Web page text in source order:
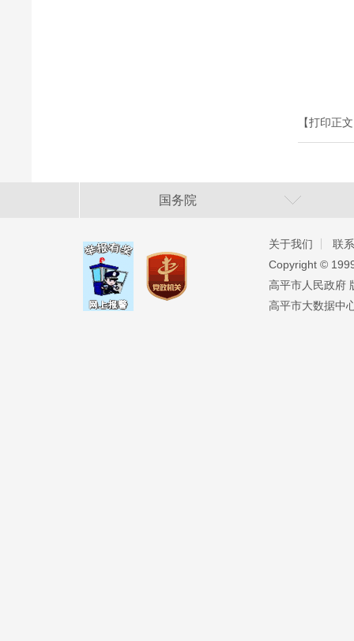
【打印正
国务院
关于我们
联
Copyright ©️
高平市人民政府
高平市大数据